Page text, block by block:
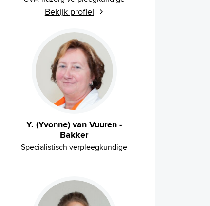
Bekijk profiel
Y. (Yvonne) van Vuuren -
Bakker
Specialistisch verpleegkundige